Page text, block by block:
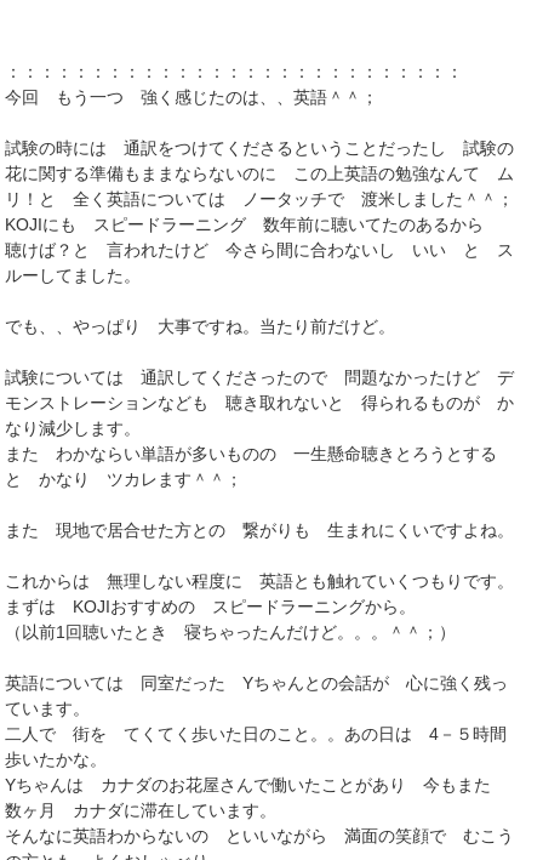
：：：：：：：：：：：：：：：：：：：：：：：：：：：
今回 もう一つ 強く感じたのは、、英語＾＾；
試験の時には 通訳をつけてくださるということだったし 試験の
花に関する準備もままならないのに この上英語の勉強なんて ム
リ！と 全く英語については ノータッチで 渡米しました＾＾；
KOJIにも スピードラーニング 数年前に聴いてたのあるから
聴けば？と 言われたけど 今さら間に合わないし いい と ス
ルーしてました。
でも、、やっぱり 大事ですね。当たり前だけど。
試験については 通訳してくださったので 問題なかったけど デ
モンストレーションなども 聴き取れないと 得られるものが か
なり減少します。
また わかならい単語が多いものの 一生懸命聴きとろうとする
と かなり ツカレます＾＾；
また 現地で居合せた方との 繋がりも 生まれにくいですよね。
これからは 無理しない程度に 英語とも触れていくつもりです。
まずは KOJIおすすめの スピードラーニングから。
（以前1回聴いたとき 寝ちゃったんだけど。。。＾＾；）
英語については 同室だった Yちゃんとの会話が 心に強く残っ
ています。
二人で 街を てくてく歩いた日のこと。。あの日は 4－５時間
歩いたかな。
Yちゃんは カナダのお花屋さんで働いたことがあり 今もまた
数ヶ月 カナダに滞在しています。
そんなに英語わからないの といいながら 満面の笑顔で むこう